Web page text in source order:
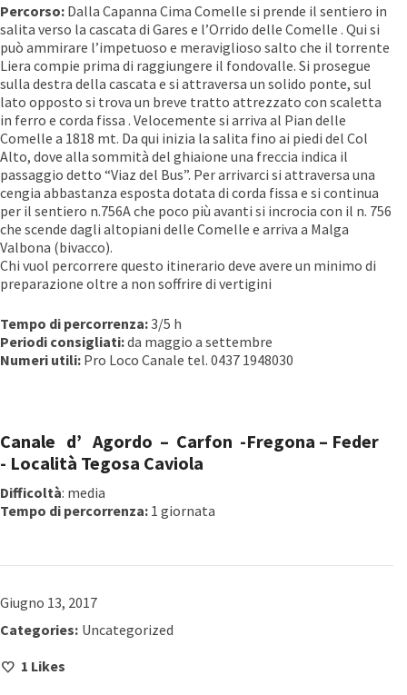
Percorso: Dalla Capanna Cima Comelle si prende il sentiero in
salita verso la cascata di Gares e l’Orrido delle Comelle . Qui si
può ammirare l’impetuoso e meraviglioso salto che il torrente
Liera compie prima di raggiungere il fondovalle. Si prosegue
sulla destra della cascata e si attraversa un solido ponte, sul
lato opposto si trova un breve tratto attrezzato con scaletta
in ferro e corda fissa . Velocemente si arriva al Pian delle
Comelle a 1818 mt. Da qui inizia la salita fino ai piedi del Col
Alto, dove alla sommità del ghiaione una freccia indica il
passaggio detto “Viaz del Bus”. Per arrivarci si attraversa una
cengia abbastanza esposta dotata di corda fissa e si continua
per il sentiero n.756A che poco più avanti si incrocia con il n. 756
che scende dagli altopiani delle Comelle e arriva a Malga
Valbona (bivacco).
Chi vuol percorrere questo itinerario deve avere un minimo di
preparazione oltre a non soffrire di vertigini
Tempo di percorrenza:3/5 h
Periodi consigliati:da maggio a settembre
Numeri utili: Pro Loco Canale tel. 0437 1948030
Canale d’ Agordo­ – Carfon­ -Fregona­ – Feder
-­ Località Tegosa­ Caviola
Difficoltà: media
Tempo di percorrenza: 1 giornata
Giugno 13, 2017
Categories: Uncategorized
1 Likes